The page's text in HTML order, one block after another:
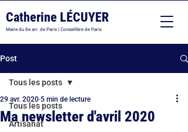
Catherine LÉCUYER
Maire du 8e arr. de Paris | Conseillère de Paris
Post
Tous les posts
Artisanat
Tous les posts
Ma newsletter d'avril 2020
29 avr. 2020 5 min de lecture